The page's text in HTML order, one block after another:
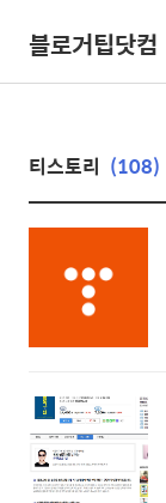
블로거팁닷컴
티스토리 (108)